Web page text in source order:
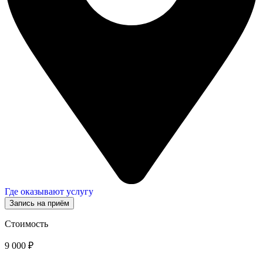
Где оказывают услугу
Запись на приём
Стоимость
9 000 ₽